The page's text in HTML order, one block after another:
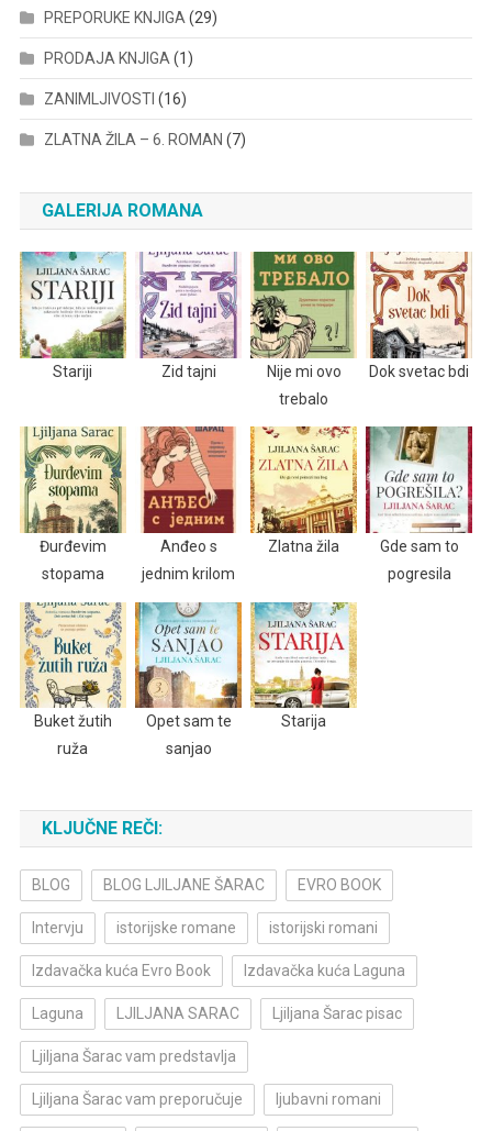
PREPORUKE KNJIGA (29)
PRODAJA KNJIGA (1)
ZANIMLJIVOSTI (16)
ZLATNA ŽILA – 6. ROMAN (7)
GALERIJA ROMANA
Stariji Zid tajni
Nije mi ovo
trebalo
Dok svetac bdi
Đurđevim
stopama
Anđeo s
jednim krilom
Zlatna žila
Gde sam to
pogresila
Buket žutih
ruža
Opet sam te
sanjao
Starija
KLJUČNE REČI:
BLOG BLOG LJILJANE ŠARAC EVRO BOOK
Intervju istorijske romane istorijski romani
Izdavačka kuća Evro Book Izdavačka kuća Laguna
Laguna LJILJANA SARAC Ljiljana Šarac pisac
Ljiljana Šarac vam predstavlja
Ljiljana Šarac vam preporučuje ljubavni romani